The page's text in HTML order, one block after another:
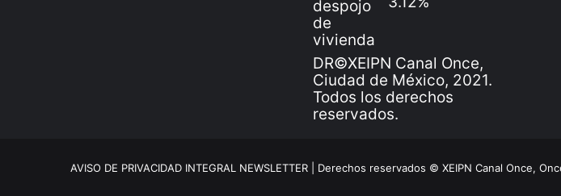
DR©XEIPN Canal Once,
Ciudad de México, 2021.
Todos los derechos
reservados.
AVISO DE PRIVACIDAD INTEGRAL NEWSLETTER | Derechos reservados © XEIPN Canal Once,